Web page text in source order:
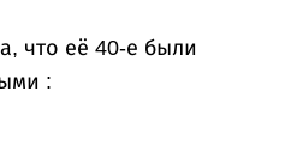
что её 40-е были
: